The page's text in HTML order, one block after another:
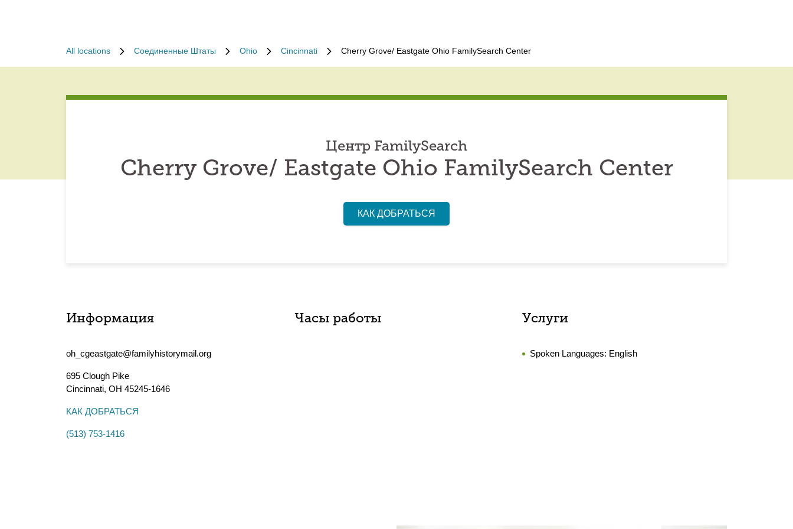
All locations Соединенные Штаты Ohio Cincinnati Cherry Grove/ Eastgate Ohio FamilySearch Center
Центр FamilySearch
Cherry Grove/ Eastgate Ohio FamilySearch Center
КАК ДОБРАТЬСЯ
Информация
oh_cgeastgate@familyhistorymail.org
695 Clough Pike
Cincinnati, OH 45245-1646
КАК ДОБРАТЬСЯ
(513) 753-1416
Часы работы Услуги
Spoken Languages: English